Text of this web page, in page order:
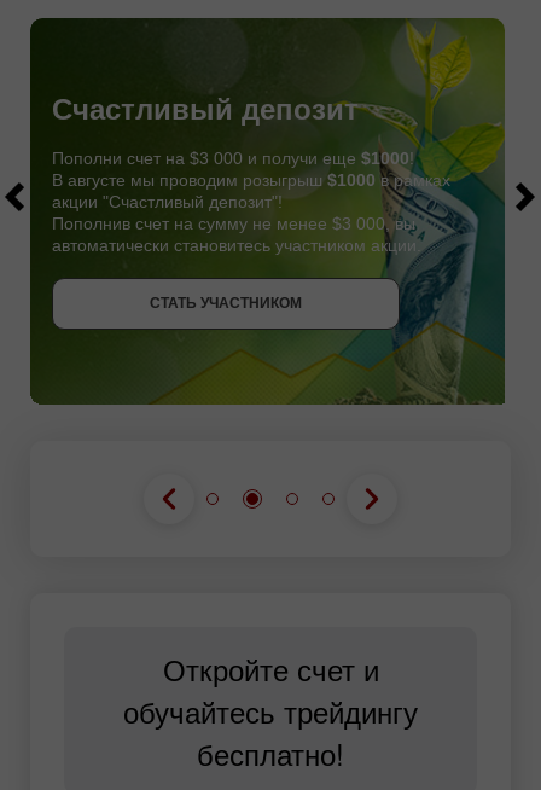
Счастливый депозит
Пополни счет на $3 000 и получи еще $1000!
В августе мы проводим розыгрыш $1000 в рамках
акции "Счастливый депозит"!
Пополнив счет на сумму не менее $3 000, вы
автоматически становитесь участником акции.
СТАТЬ УЧАСТНИКОМ
Откройте счет и
обучайтесь трейдингу
бесплатно!